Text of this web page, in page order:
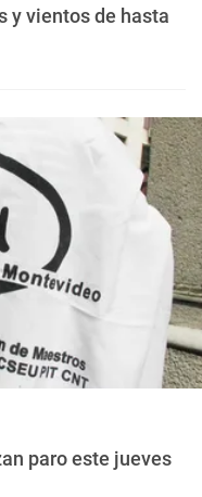
y vientos de hasta
paro este jueves